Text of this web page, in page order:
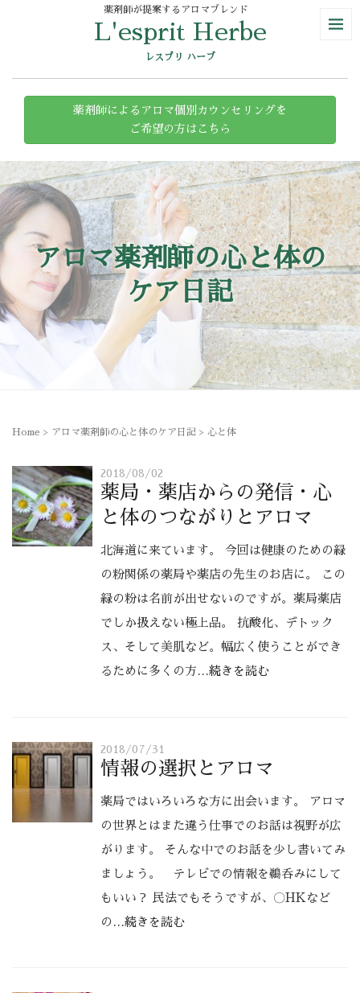
薬剤師が提案するアロマブレンド
L'esprit Herbe
レスプリ ハーブ
薬剤師によるアロマ個別カウンセリングを
ご希望の方はこちら
アロマ薬剤師の心と体の
ケア日記
Home > アロマ薬剤師の心と体のケア日記 > 心と体
2018/08/02
薬局・薬店からの発信・心
と体のつながりとアロマ
北海道に来ています。 今回は健康のための緑
の粉関係の薬局や薬店の先生のお店に。 この
緑の粉は名前が出せないのですが。薬局薬店
でしか扱えない極上品。 抗酸化、デトック
ス、そして美肌など。幅広く使うことができ
るために多くの方 …続きを読む
2018/07/31
情報の選択とアロマ
薬局ではいろいろな方に出会います。 アロマ
の世界とはまた違う仕事でのお話は視野が広
がります。 そんな中でのお話を少し書いてみ
ましょう。 テレビでの情報を鵜呑みにして
もいい？ 民法でもそうですが、〇HKなど
の …続きを読む